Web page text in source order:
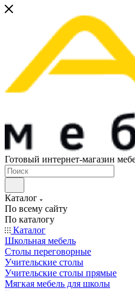
Готовый интернет-магазин
Каталог
По всему сайту
По каталогу
Каталог
Школьная мебель
Столы переговорные
Учительские столы
Учительские столы прямые
Мягкая мебель для школы